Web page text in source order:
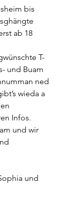
bis
ab 18
T-
und Buam
ned
wieda a
Infos.
und wir
und